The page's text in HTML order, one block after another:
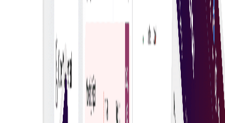
Gunakan AI dan ML untuk mendapatkan kecerdasan
data daripada tingkah laku perniagaan anda dan
perbaiki keputusan transaksi eAuction.
Pelbagai peserta
Pembeli boleh menjemput pelbagai pembekal
menyertai e-lelongan langsung, menggalakkan
harga kompetitif dan kolaborasi serta memastikan